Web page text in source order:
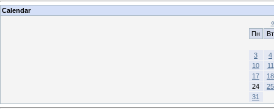
Calendar
«
Пн
Вт
3
4
10
11
17
18
24
25
31